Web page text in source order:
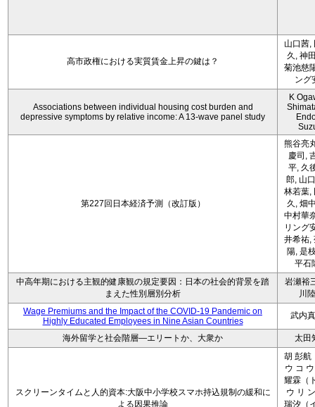
高市政権における実質賃金上昇の鍵は？
山口茜,
久, 神
菊池慈
ング
Associations between individual housing cost burden and
depressive symptoms by relative income: A 13-wave panel study
K
第227回日本経済予測（改訂版）
熊谷亮
慶司,
平, 久
郎, 山
林若葉,
久, 畑
中村華
リング
井希祐,
陽, 是
平石
中高年期における主観的健康観の規定要因：日本の社会的背景を踏
まえた性別層別分析
岩瀬裕
川
Wage Premiums and the Impact of the COVID‑19 Pandemic on
Highly Educated Employees in Nine Asian Countries
武内
海外留学と社会階層―エリートか、大衆か 太田
スクリーンタイムと人的資本:大阪中小学校スマホ持込規制の緩和に
よる因果推論
胡 彭航
ウ コ
耀霖（
ウ リ
瑞汐（